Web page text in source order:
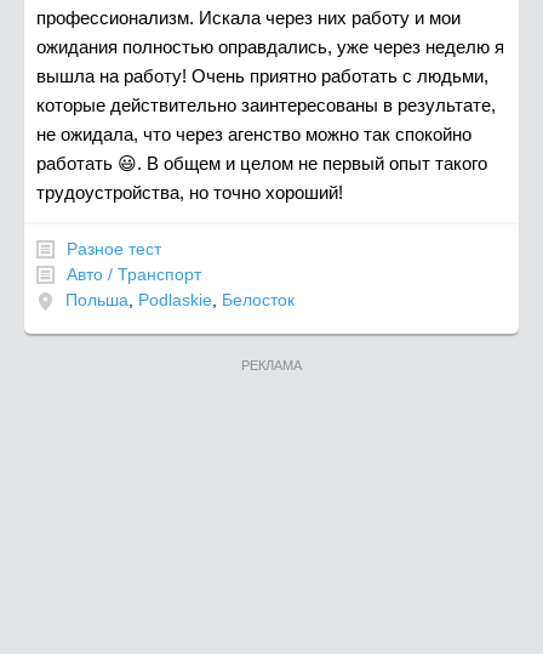
профессионализм. Искала через них работу и мои
ожидания полностью оправдались, уже через неделю я
вышла на работу! Очень приятно работать с людьми,
которые действительно заинтересованы в результате,
не ожидала, что через агенство можно так спокойно
работать 😃. В общем и целом не первый опыт такого
трудоустройства, но точно хороший!
Разное тест
Авто / Транспорт
Польша, Podlaskie, Белосток
РЕКЛАМА